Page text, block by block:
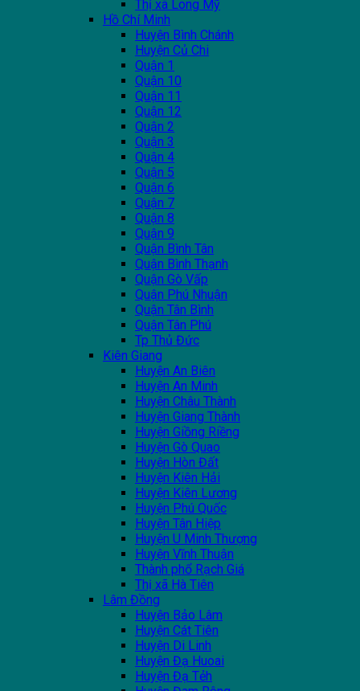
Thị xã Long Mỹ
Hồ Chí Minh
Huyện Bình Chánh
Huyện Củ Chi
Quận 1
Quận 10
Quận 11
Quận 12
Quận 2
Quận 3
Quận 4
Quận 5
Quận 6
Quận 7
Quận 8
Quận 9
Quận Bình Tân
Quận Bình Thạnh
Quận Gò Vấp
Quận Phú Nhuận
Quận Tân Bình
Quận Tân Phú
Tp Thủ Đức
Kiên Giang
Huyện An Biên
Huyện An Minh
Huyện Châu Thành
Huyện Giang Thành
Huyện Giồng Riềng
Huyện Gò Quao
Huyện Hòn Đất
Huyện Kiên Hải
Huyện Kiên Lương
Huyện Phú Quốc
Huyện Tân Hiệp
Huyện U Minh Thượng
Huyện Vĩnh Thuận
Thành phổ Rạch Giá
Thị xã Hà Tiên
Lâm Đồng
Huyện Bảo Lâm
Huyện Cát Tiên
Huyện Di Linh
Huyện Đạ Huoai
Huyện Đạ Tẻh